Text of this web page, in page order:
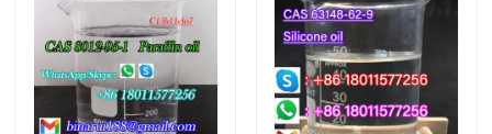
المواد الكيميائية غير العضوية المواد الخام
الوسطيات الكيميائية الدقيقة